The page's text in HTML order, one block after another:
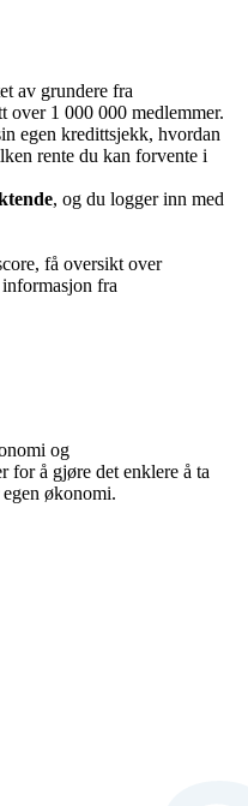
av grundere fra
over 1 000 000 medlemmer.
egen kredittsjekk, hvordan
rente du kan forvente i
, og du logger inn med
få oversikt over
fra
og
for å gjøre det enklere å ta
økonomi.